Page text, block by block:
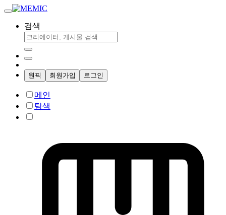
검색
원픽 회원가입 로그인
메인
탐색